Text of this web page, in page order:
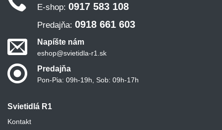
Svietidlá R1
Kontakt
E-shop: 0917 583 108
Predajňa: 0918 661 603
Napíšte nám
eshop@svietidla-r1.sk
Predajňa
Pon-Pia: 09h-19h, Sob: 09h-17h